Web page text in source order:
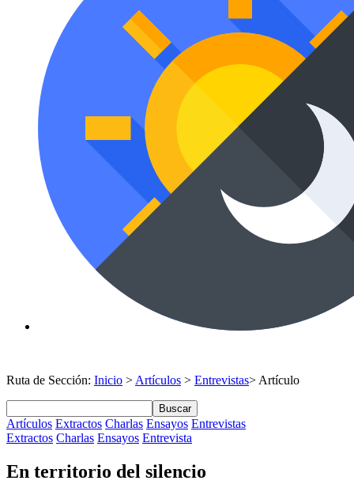
Ruta de Sección: Inicio > Artículos > Entrevistas> Artículo
Buscar
Artículos Extractos Charlas Ensayos Entrevistas
Extractos Charlas Ensayos Entrevista
En territorio del silencio